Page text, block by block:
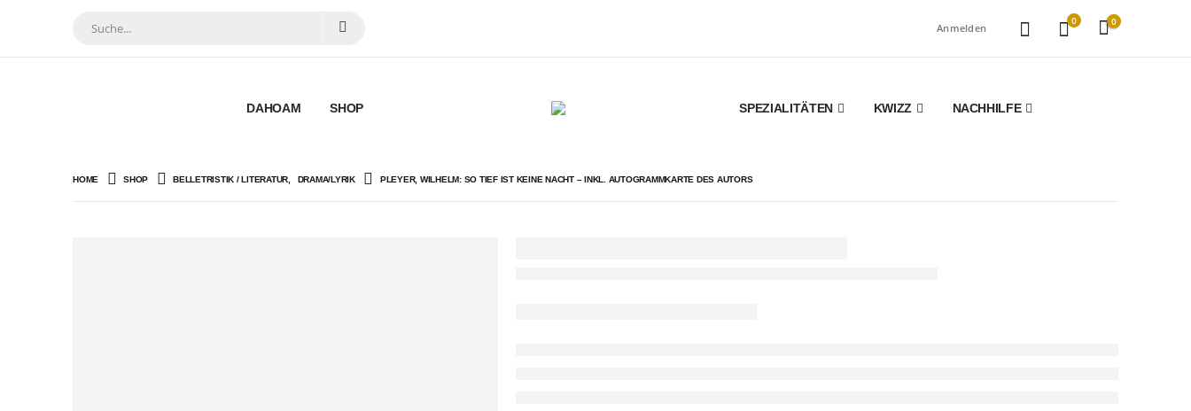
Anmelden
0 0
DAHOAM SHOP SPEZIALITÄTEN KWIZZ NACHHILFE
HOME SHOP BELLETRISTIK / LITERATUR DRAMA/LYRIK PLEYER, WILHELM: SO TIEF IST KEINE NACHT – INKL. AUTOGRAMMKARTE DES AUTORS